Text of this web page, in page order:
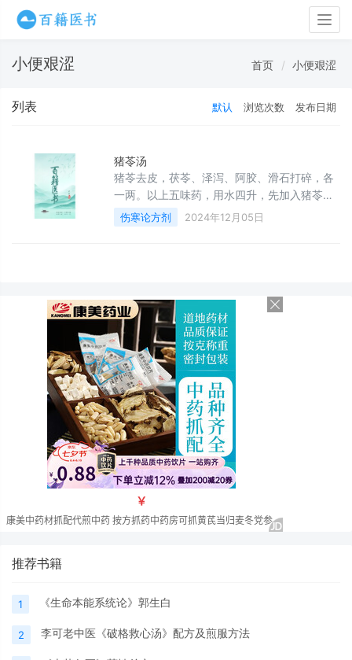
小便艰涩 首页 小便艰涩
列表 默认 浏览次数 发布日期
猪苓汤
猪苓去皮，茯苓、泽泻、阿胶、滑石打碎，各
一两。以上五味药，用水四升，先加入猪苓、
茯苓、泽泻、滑石四味药煎煮至二升，去掉药
渣，再加入阿胶烊化溶解，每次温服七合，一
伤寒论方剂 2024年12月05日
推荐书籍
1 《生命本能系统论》郭生白
2 李可老中医《破格救心汤》配方及煎服方法